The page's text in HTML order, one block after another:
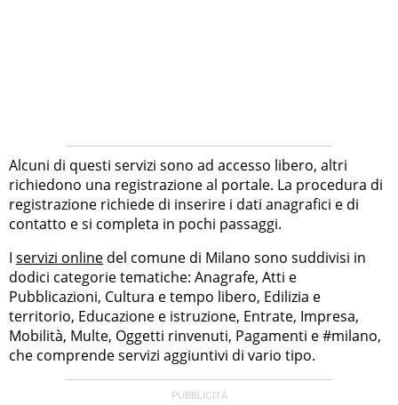
Alcuni di questi servizi sono ad accesso libero, altri
richiedono una registrazione al portale. La procedura di
registrazione richiede di inserire i dati anagrafici e di
contatto e si completa in pochi passaggi.
I servizi online del comune di Milano sono suddivisi in
dodici categorie tematiche: Anagrafe, Atti e
Pubblicazioni, Cultura e tempo libero, Edilizia e
territorio, Educazione e istruzione, Entrate, Impresa,
Mobilità, Multe, Oggetti rinvenuti, Pagamenti e #milano,
che comprende servizi aggiuntivi di vario tipo.